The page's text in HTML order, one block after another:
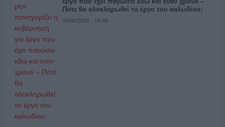
Πότε θα ολοκληρωθεί το έργο του καλωδίου;
05/08/2026 - 19:48